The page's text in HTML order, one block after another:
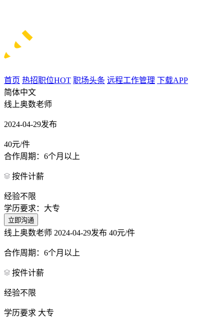
首页 热招职位HOT 职场头条 远程工作管理 下载APP
简体中文
线上奥数老师
2024-04-29发布
40元/件
合作周期：6个月以上
按件计薪
经验不限
学历要求：大专
立即沟通
线上奥数老师 2024-04-29发布 40元/件
合作周期：6个月以上
按件计薪
经验不限
学历要求 大专